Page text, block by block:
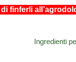
finferli
Ingredienti